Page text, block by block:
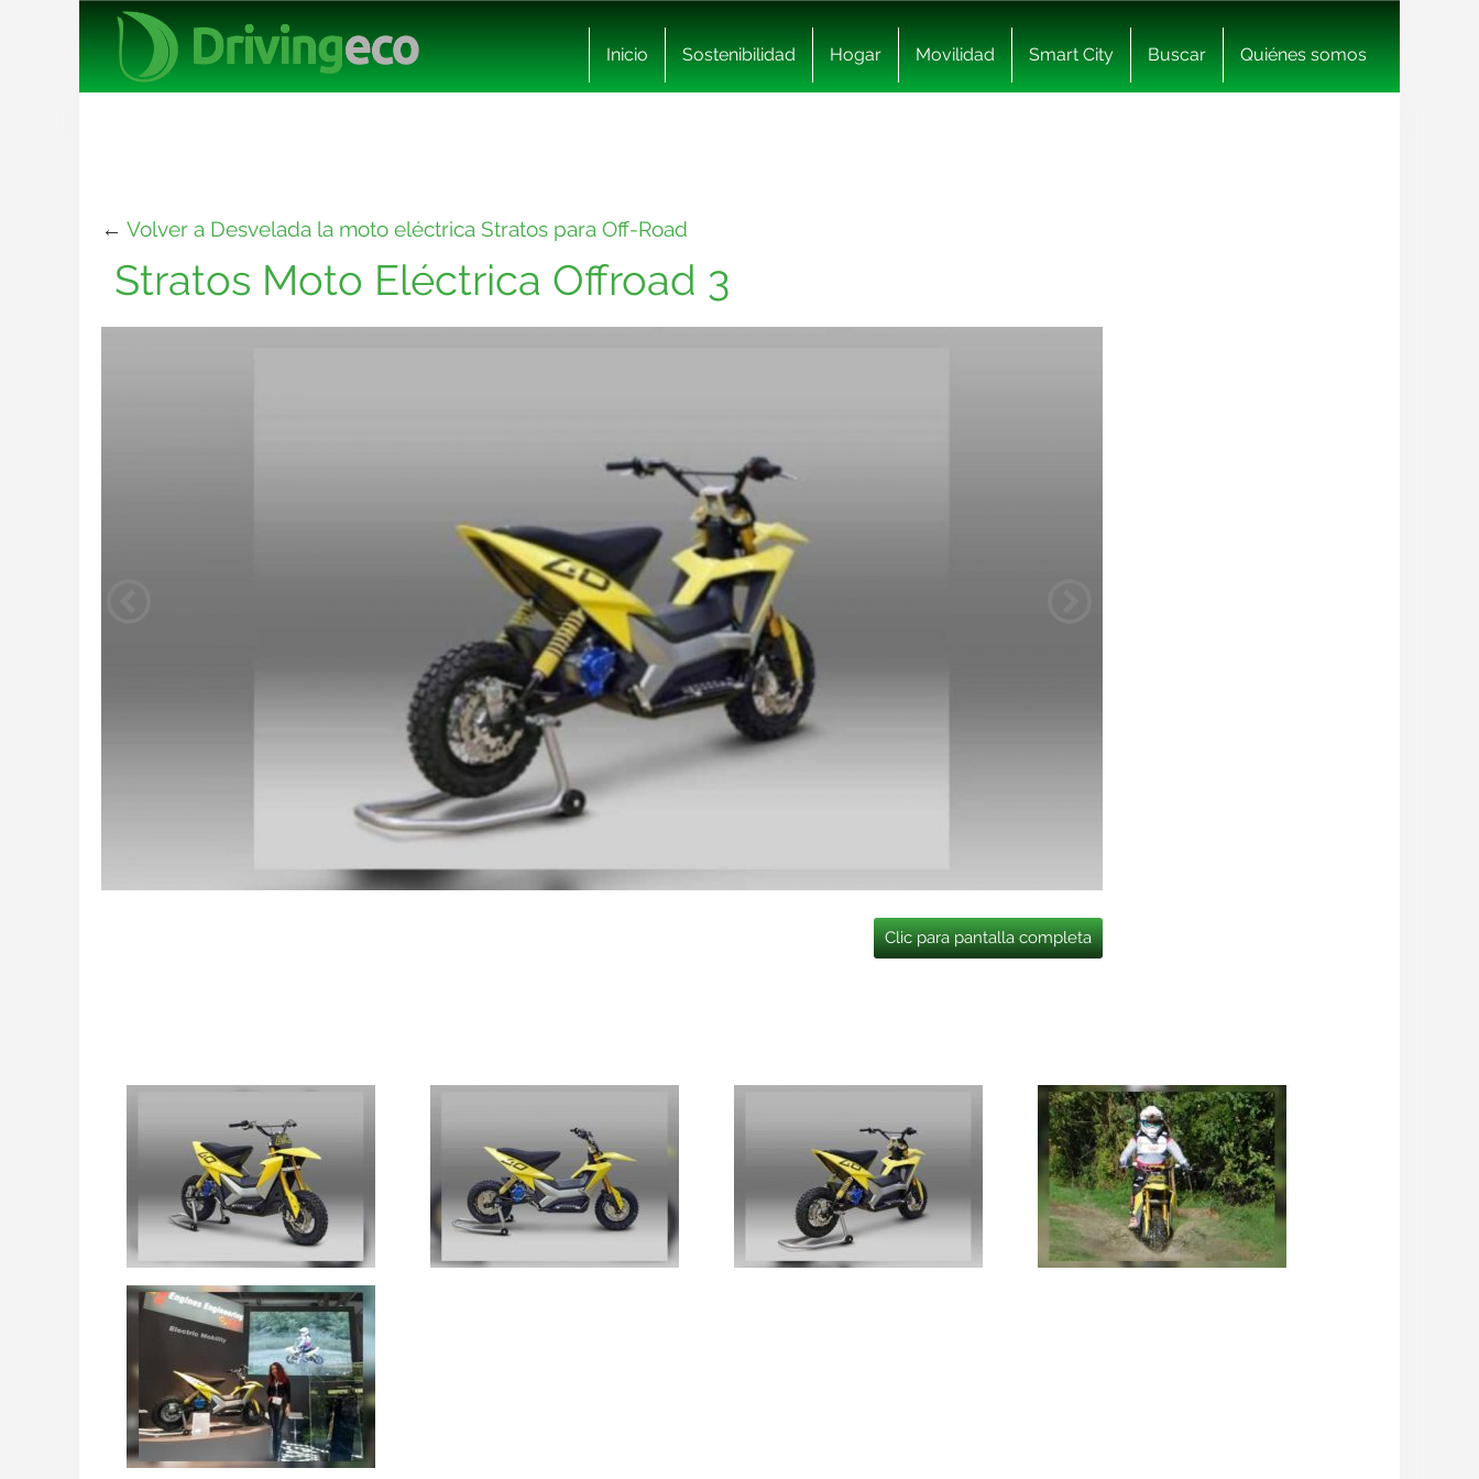
Inicio Sostenibilidad Hogar Movilidad Smart City Buscar Quiénes somos
← Volver a Desvelada la moto eléctrica Stratos para Off-Road
Stratos Moto Eléctrica Offroad 3
Clic para pantalla completa